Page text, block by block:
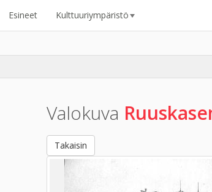
Esineet Kulttuuriympäristö
Valokuva
Takaisin